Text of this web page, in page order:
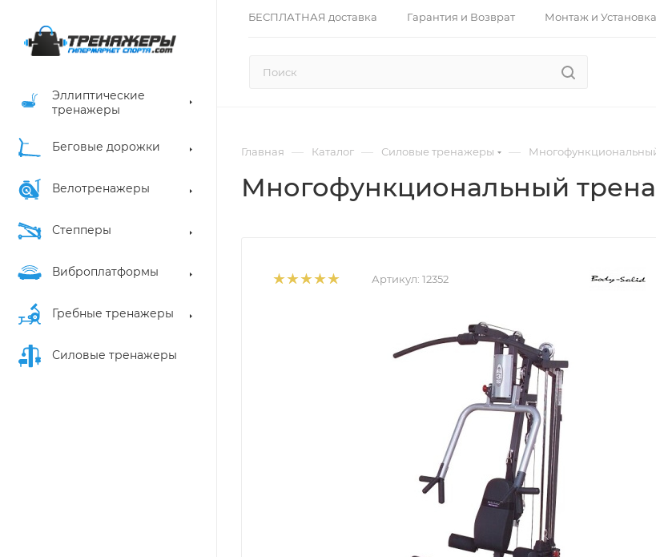
БЕСПЛАТНАЯ доставка Гарантия и Возврат Монтаж и Установка
Эллиптические
тренажеры
Беговые дорожки
Велотренажеры
Степперы
Виброплатформы
Гребные тренажеры
Силовые тренажеры
Главная — Каталог — Силовые тренажеры —
Многофункциональный
Артикул: 12352